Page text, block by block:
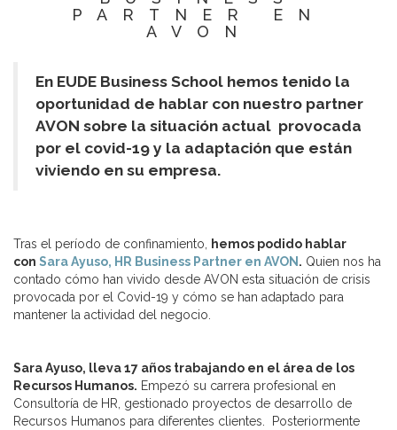
PARTNER EN
AVON
En EUDE Business School hemos tenido la
oportunidad de hablar con nuestro partner
AVON sobre la situación actual provocada
por el covid-19 y la adaptación que están
viviendo en su empresa.
Tras el período de confinamiento,
hemos podido hablar
con Sara Ayuso, HR Business Partner en AVON . Quien nos ha
contado cómo han vivido desde AVON esta situación de crisis
provocada por el Covid-19 y cómo se han adaptado para
mantener la actividad del negocio.
Sara Ayuso, lleva 17 años trabajando en el área de los
Recursos Humanos. Empezó su carrera profesional en
Consultoría de HR, gestionado proyectos de desarrollo de
Recursos Humanos para diferentes clientes. Posteriormente